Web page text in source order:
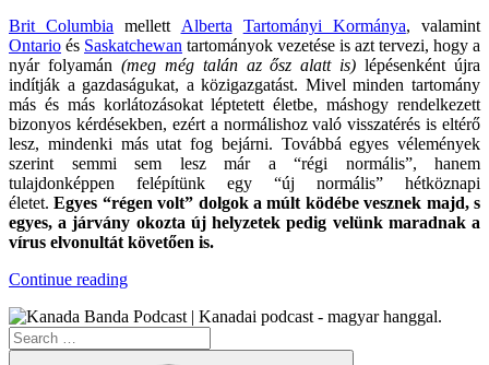
Brit Columbia mellett Alberta Tartományi Kormánya, valamint
Ontario és Saskatchewan tartományok vezetése is azt tervezi, hogy a
nyár folyamán (meg még talán az ősz alatt is) lépésenként újra
indítják a gazdaságukat, a közigazgatást. Mivel minden tartomány
más és más korlátozásokat léptetett életbe, máshogy rendelkezett
bizonyos kérdésekben, ezért a normálishoz való visszatérés is eltérő
lesz, mindenki más utat fog bejárni. Továbbá egyes vélemények
szerint semmi sem lesz már a “régi normális”, hanem
tulajdonképpen felépítünk egy “új normális” hétköznapi
életet.Egyes “régen volt” dolgok a múlt ködébe vesznek majd, s
egyes, a járvány okozta új helyzetek pedig velünk maradnak a
vírus elvonultát követően is.
Continue reading“CoViD-
Helyzetjelentés
Search
for: